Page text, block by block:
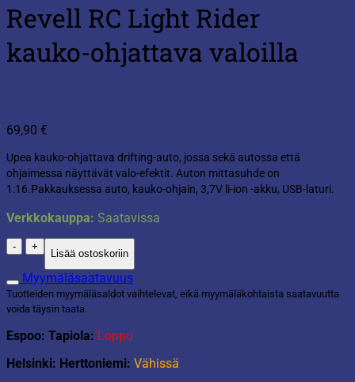
Revell RC Light Rider
kauko-ohjattava valoilla
69,90 €
Upea kauko-ohjattava drifting-auto, jossa sekä autossa että
ohjaimessa näyttävät valo-efektit. Auton mittasuhde on
1:16.Pakkauksessa auto, kauko-ohjain, 3,7V li-ion -akku, USB-laturi.
Verkkokauppa: Saatavissa
Revell
RC
Light
Rider
kauko-
ohjattava
valoilla
Lisää ostoskoriin
Myymäläsaatavuus
Tuotteiden myymäläsaldot vaihtelevat, eikä myymäläkohtaista saatavuutta
voida täysin taata.
Espoo: Tapiola: Loppu
Helsinki: Herttoniemi: Vähissä